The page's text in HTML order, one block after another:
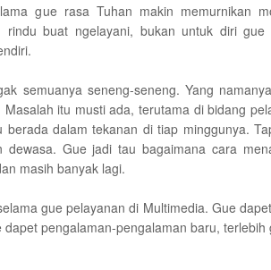
gue rasa Tuhan makin memurnikan
rindu buat ngelayani, bukan untuk diri
semuanya seneng-seneng. Yang
itu musti ada, terutama di bidang
dalam tekanan di tiap minggunya.
dewasa. Gue jadi tau bagaimana cara
masih banyak lagi.
gue pelayanan di Multimedia. Gue
dapet pengalaman-pengalaman baru, terlebih